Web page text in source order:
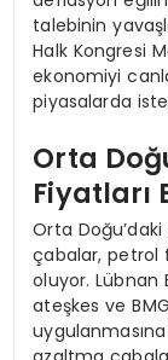
talebinin
Halk Kongresi
ekonomiyi
piyasalarda
Orta
Fiyatları
Orta
çabalar, petrol
oluyor. Lübnan
ateşkes ve